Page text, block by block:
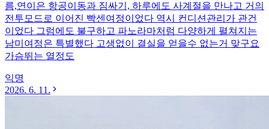
름,연이은 항공이동과 짐싸기, 하루에도 사계절을 만나고 거의
전투모드로 이어진 빡센여정이었다 역시 컨디션관리가 관건
이었다 그럼에도 불구하고 파노라마처럼 다양하게 펼쳐지는
남미여정은 특별했다 고생없이 결실을 얻을수 없는거 맞구요
가슴뛰는 열정도
익명
2026. 6. 11.